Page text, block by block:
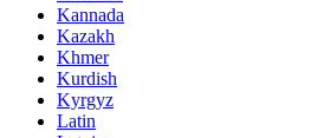
Kannada
Kazakh
Khmer
Kurdish
Kyrgyz
Latin